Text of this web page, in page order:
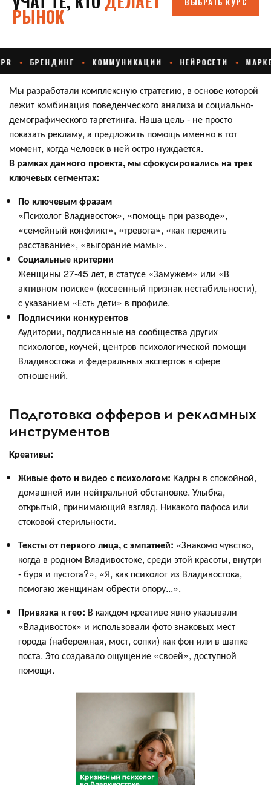
Мы разработали комплексную стратегию, в основе которой
лежит комбинация поведенческого анализа и социально-
демографического таргетинга. Наша цель - не просто
показать рекламу, а предложить помощь именно в тот
момент, когда человек в ней остро нуждается.
В рамках данного проекта, мы сфокусировались на трех
ключевых сегментах:
По ключевым фразам
«Психолог Владивосток», «помощь при разводе»,
«семейный конфликт», «тревога», «как пережить
расставание», «выгорание мамы».
Социальные критерии
Женщины 27-45 лет, в статусе «Замужем» или «В
активном поиске» (косвенный признак нестабильности),
с указанием «Есть дети» в профиле.
Подписчики конкурентов
Аудитории, подписанные на сообщества других
психологов, коучей, центров психологической помощи
Владивостока и федеральных экспертов в сфере
отношений.
Подготовка офферов и рекламных
инструментов
Креативы:
Живые фото и видео с психологом: Кадры в спокойной,
домашней или нейтральной обстановке. Улыбка,
открытый, принимающий взгляд. Никакого пафоса или
стоковой стерильности.
Тексты от первого лица, с эмпатией: «Знакомо чувство,
когда в родном Владивостоке, среди этой красоты, внутри
- буря и пустота?», «Я, как психолог из Владивостока,
помогаю женщинам обрести опору...».
Привязка к гео: В каждом креативе явно указывали
«Владивосток» и использовали фото знаковых мест
города (набережная, мост, сопки) как фон или в шапке
поста. Это создавало ощущение «своей», доступной
помощи.